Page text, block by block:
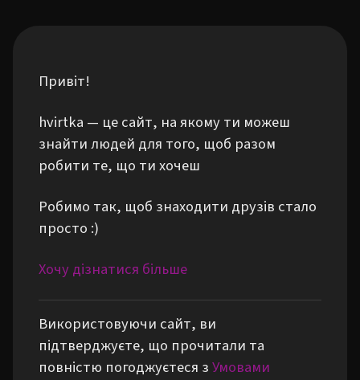
Привіт!
hvirtka — це сайт, на якому ти можеш
знайти людей для того, щоб разом
робити те, що ти хочеш
Робимо так, щоб знаходити друзів стало
просто :)
Хочу дізнатися більше
Використовуючи сайт, ви
підтверджуєте, що прочитали та
повністю погоджуєтеся зУмовами